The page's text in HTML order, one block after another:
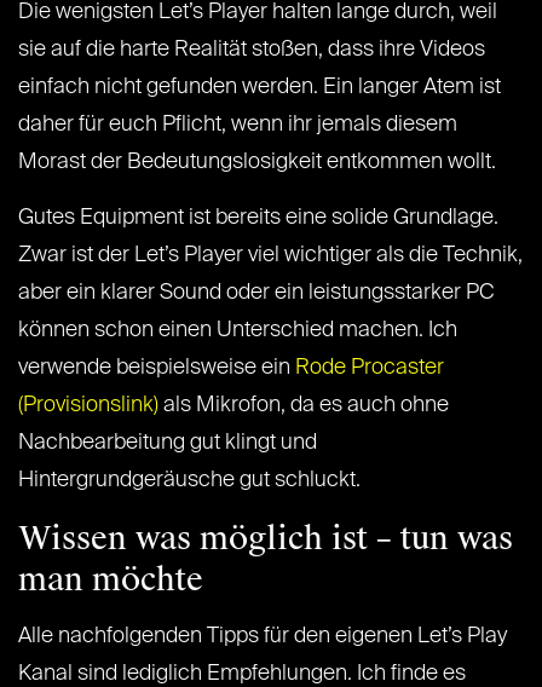
Die wenigsten Let’s Player halten lange durch, weil
sie auf die harte Realität stoßen, dass ihre Videos
einfach nicht gefunden werden. Ein langer Atem ist
daher für euch Pflicht, wenn ihr jemals diesem
Morast der Bedeutungslosigkeit entkommen wollt.
Gutes Equipment ist bereits eine solide Grundlage.
Zwar ist der Let’s Player viel wichtiger als die Technik,
aber ein klarer Sound oder ein leistungsstarker PC
können schon einen Unterschied machen. Ich
verwende beispielsweise ein Rode Procaster
(Provisionslink) als Mikrofon, da es auch ohne
Nachbearbeitung gut klingt und
Hintergrundgeräusche gut schluckt.
Wissen was möglich ist – tun was
man möchte
Alle nachfolgenden Tipps für den eigenen Let’s Play
Kanal sind lediglich Empfehlungen. Ich finde es